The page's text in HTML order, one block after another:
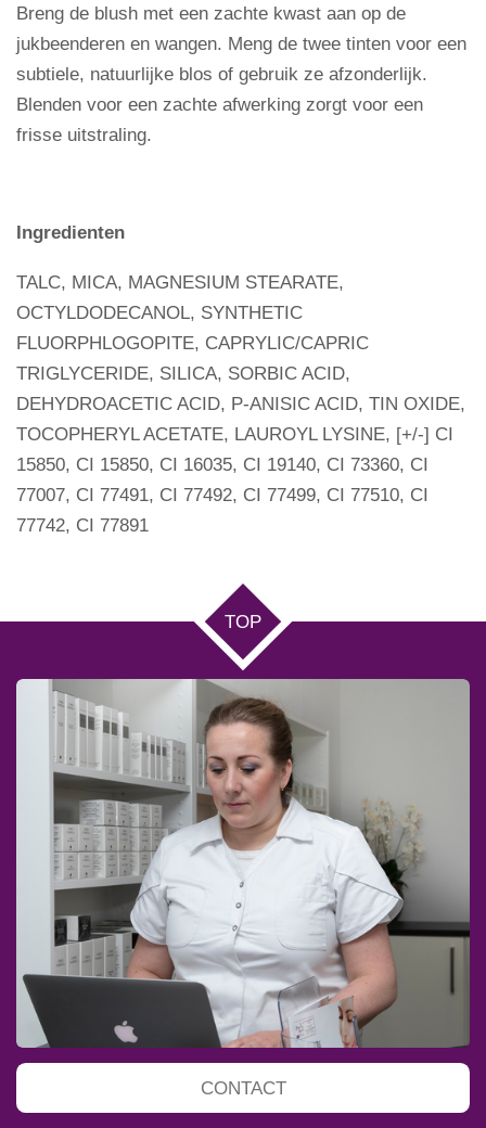
Breng de blush met een zachte kwast aan op de
jukbeenderen en wangen. Meng de twee tinten voor een
subtiele, natuurlijke blos of gebruik ze afzonderlijk.
Blenden voor een zachte afwerking zorgt voor een
frisse uitstraling.
Ingredienten
TALC, MICA, MAGNESIUM STEARATE,
OCTYLDODECANOL, SYNTHETIC
FLUORPHLOGOPITE, CAPRYLIC/CAPRIC
TRIGLYCERIDE, SILICA, SORBIC ACID,
DEHYDROACETIC ACID, P-ANISIC ACID, TIN OXIDE,
TOCOPHERYL ACETATE, LAUROYL LYSINE, [+/-] CI
15850, CI 15850, CI 16035, CI 19140, CI 73360, CI
77007, CI 77491, CI 77492, CI 77499, CI 77510, CI
77742, CI 77891
TOP
CONTACT